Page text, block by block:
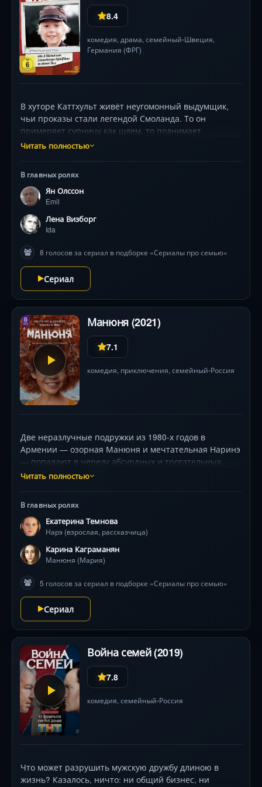
8.4
комедия, драма, семейный•Швеция,
Германия (ФРГ)
В хуторе Каттхульт живёт неугомонный выдумщик,
чьи проказы стали легендой Смоланда. То он
примеряет супницу как шлем, то поднимает
сестрёнку на флагшток вместо флага, а его поездка на
отправляет его в сарай, где рождаются забавные
деревянные фигурки. Но когда жизнь друга висит на
волоске, именно этот сорванец бросится сквозь пургу
к доктору. Трогательная комедия о детстве, где кепка
— корона, а обычный день полон невероятных
поэзией сельской Швеции.
Читать полностью
В главных ролях
Ян Олссон
Emil
Лена Визборг
Ida
8 голосов за сериал в подборке «Сериалы про семью»
Сериал
Манюня (2021)
7.1
комедия, приключения, семейный•Россия
Две неразлучные подружки из 1980-х годов в
Армении — озорная Манюня и мечтательная Наринэ
— попадают в череду абсурдных и трогательных
ситуаций: от попыток спасти птенцов до схваток с
превращает даже скучные будни в яркое
приключение. Ностальгическая комедия с теплым
юмором и живописными пейзажами .
Читать полностью
В главных ролях
Екатерина Темнова
Нарэ (взрослая, рассказчица)
Карина Каграманян
Манюня (Мария)
5 голосов за сериал в подборке «Сериалы про семью»
Сериал
Война семей (2019)
7.8
комедия, семейный•Россия
Что может разрушить мужскую дружбу длиною в
жизнь? Казалось, ничто: ни общий бизнес, ни